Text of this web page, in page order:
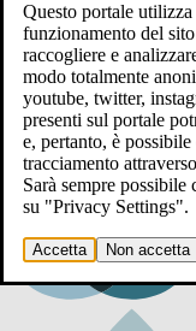
Questo portale
funzionamento del
raccogliere e
modo totalmente
youtube, twitter,
presenti sul portale
e, pertanto, è
tracciamento
Sarà sempre
su "Privacy Settings".
Accetta Non accetta